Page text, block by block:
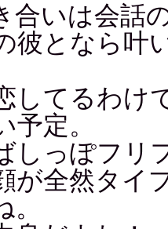
合いは会話
彼となら叶
してるわけ
予定。
しっぽフリ
が全然タイ